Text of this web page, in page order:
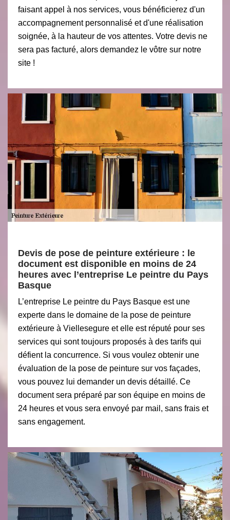
faisant appel à nos services, vous bénéficierez d'un
accompagnement personnalisé et d'une réalisation
soignée, à la hauteur de vos attentes. Votre devis ne
sera pas facturé, alors demandez le vôtre sur notre
site !
Devis de pose de peinture extérieure : le
document est disponible en moins de 24
heures avec l’entreprise Le peintre du Pays
Basque
L’entreprise Le peintre du Pays Basque est une
experte dans le domaine de la pose de peinture
extérieure à Viellesegure et elle est réputé pour ses
services qui sont toujours proposés à des tarifs qui
défient la concurrence. Si vous voulez obtenir une
évaluation de la pose de peinture sur vos façades,
vous pouvez lui demander un devis détaillé. Ce
document sera préparé par son équipe en moins de
24 heures et vous sera envoyé par mail, sans frais et
sans engagement.